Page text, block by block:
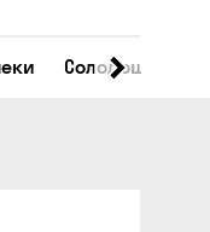
Солодощі